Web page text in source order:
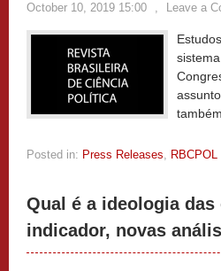
October 10, 2019 15:00 , Leave a
Posted in: Press Releases, RBCPOL
Qual é a ideologia
indicador, novas